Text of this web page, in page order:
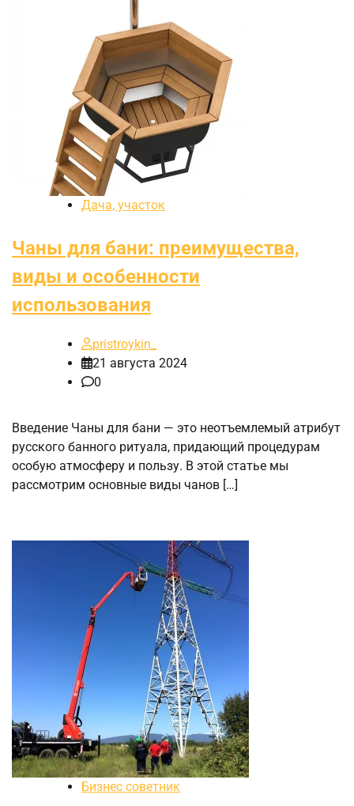
Дача, участок
Чаны для бани: преимущества,
виды и особенности
использования
pristroykin_
21 августа 2024
0
Введение Чаны для бани — это неотъемлемый атрибут
русского банного ритуала, придающий процедурам
особую атмосферу и пользу. В этой статье мы
рассмотрим основные виды чанов […]
Бизнес советник